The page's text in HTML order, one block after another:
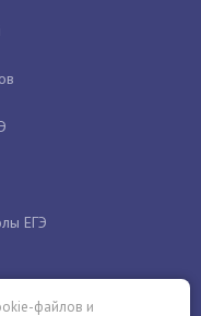
ЕГЭ
файлов и